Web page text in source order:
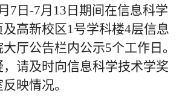
7 日 -7月 13 日期间在信息科学
高新校区1号学科楼4层信息
厅公告栏内公示5个工作日。
请及时向信息科学技术学奖
映情况。